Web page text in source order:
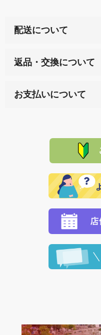
配送について
天ペイ」の方はご注文
サイト内で購入された
れの生産メーカーから
で、 それぞれ個別に
返品・交換について
または配送途中の 事故
品代金を返金いたしま
その際は誠に申し訳あ
願いいたします。
お支払いについて
た場合、お客様からの
定された場合は、準備
ます。 （到着日指定を
程に合わせてお届けい